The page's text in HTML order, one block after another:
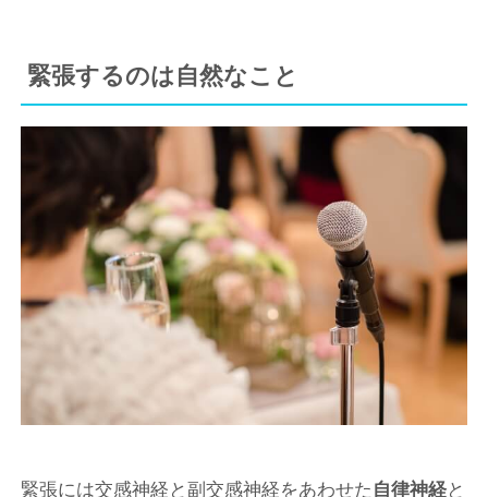
緊張するのは自然なこと
緊張には交感神経と副交感神経をあわせた 自律神経と